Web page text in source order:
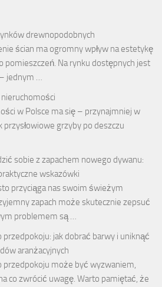
drewnopodobnych
ścian ma ogromny wpływ na estetykę
pomieszczeń. Na rynku dostępnych jest
jednym …
nieruchomości
w Polsce ma się – przynajmniej w
przysłowiowe grzyby po deszczu
sobie z zapachem nowego dywanu:
wskazówki
przyciąga nas swoim świeżym
zapach może skutecznie zepsuć
problemem są …
przedpokoju: jak dobrać barwy i uniknąć
aranżacyjnych
przedpokoju może być wyzwaniem,
co zwrócić uwagę. Warto pamiętać, że